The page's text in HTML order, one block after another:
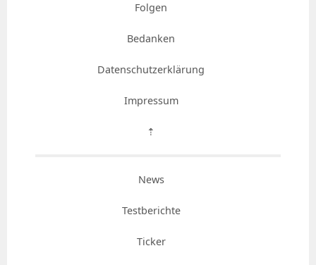
Folgen
Bedanken
Datenschutzerklärung
Impressum
⇡
News
Testberichte
Ticker